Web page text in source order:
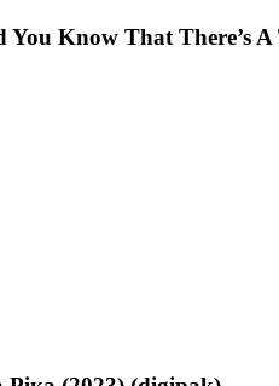
You Know That There’s